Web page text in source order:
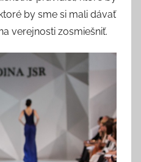
by sme si mali dávať
verejnosti zosmiešniť.